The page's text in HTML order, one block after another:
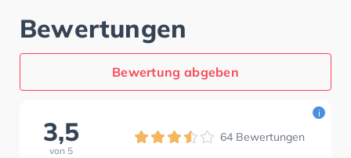
Bewertungen
Bewertung abgeben
3,5
von 5
64 Bewertungen
i